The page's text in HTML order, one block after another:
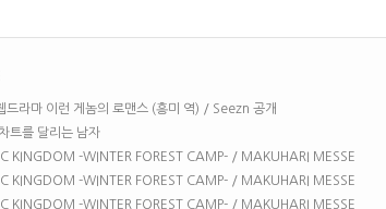
드라마 이런 게놈의 로맨스 (흥미 역) / Seezn 공개
트를 달리는 남자
KINGDOM -WINTER FOREST CAMP- / MAKUHARI MESSE
KINGDOM -WINTER FOREST CAMP- / MAKUHARI MESSE
KINGDOM -WINTER FOREST CAMP- / MAKUHARI MESSE